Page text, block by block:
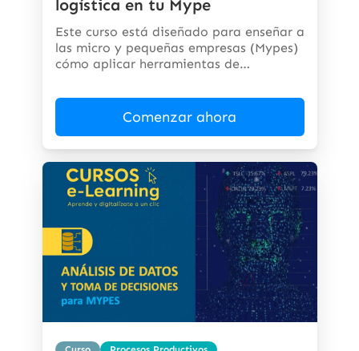
logística en tu Mype
Este curso está diseñado para enseñar a
las micro y pequeñas empresas (Mypes)
cómo aplicar herramientas de
Comenzar ahora